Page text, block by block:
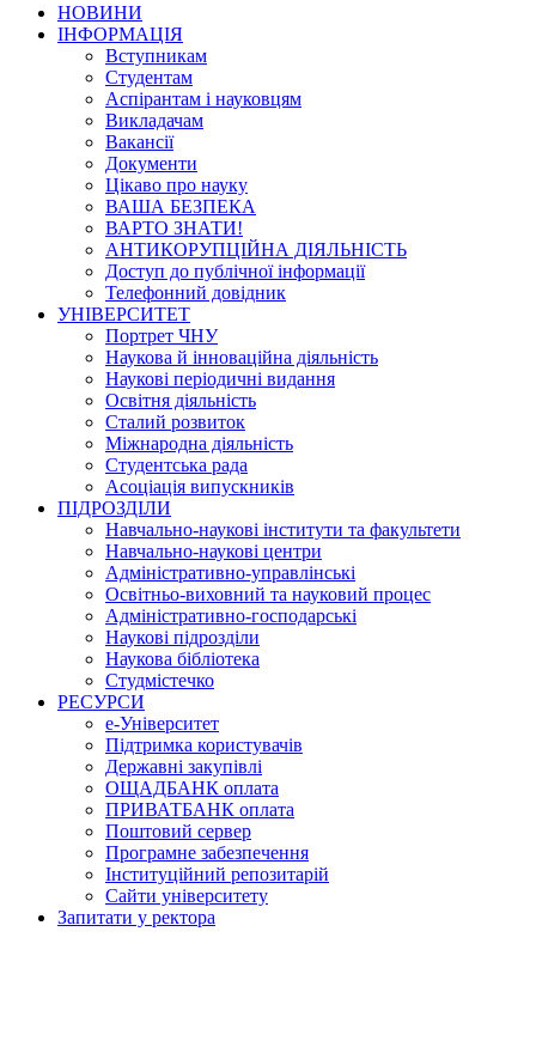
НОВИНИ
ІНФОРМАЦІЯ
Вступникам
Студентам
Аспірантам і науковцям
Викладачам
Вакансії
Документи
Цікаво про науку
ВАША БЕЗПЕКА
ВАРТО ЗНАТИ!
АНТИКОРУПЦІЙНА ДІЯЛЬНІСТЬ
Доступ до публічної інформації
Телефонний довідник
УНІВЕРСИТЕТ
Портрет ЧНУ
Наукова й інноваційна діяльність
Наукові періодичні видання
Освітня діяльність
Сталий розвиток
Міжнародна діяльність
Студентська рада
Асоціація випускників
ПІДРОЗДІЛИ
Навчально-наукові інститути та факультети
Навчально-наукові центри
Адміністративно-управлінські
Освітньо-виховний та науковий процес
Адміністративно-господарські
Наукові підрозділи
Наукова бібліотека
Студмістечко
РЕСУРСИ
е-Університет
Підтримка користувачів
Державні закупівлі
ОЩАДБАНК оплата
ПРИВАТБАНК оплата
Поштовий сервер
Програмне забезпечення
Інституційний репозитарій
Сайти університету
Запитати у ректора